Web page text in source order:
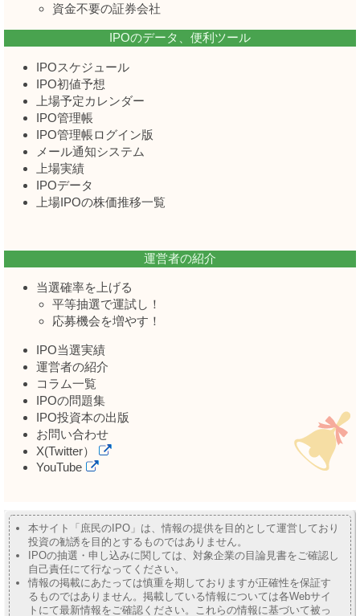
資金不要の証券会社
IPOのデータ、便利ツール
IPOスケジュール
IPO初値予想
上場予定カレンダー
IPO管理帳
IPO管理帳ログイン版
メール通知システム
上場実績
IPOデータ
上場IPOの株価推移一覧
運営者の紹介
当選確率を上げる
平等抽選で運試し！
応募機会を増やす！
IPO当選実績
運営者の紹介
コラム一覧
IPOの問題集
IPO投資本の出版
お問い合わせ
X(Twitter）
YouTube
本サイト「庶民のIPO」は、情報の提供を目的として運営しており
投資の勧誘を目的とするものではありません。
IPOの抽選・申し込みに関しては、対象企業の目論見書をご確認し
自己責任にて行なってください。
情報の掲載にあたっては慎重を期しておりますが正確性を保証す
るものではありません。掲載している情報については各Webサイ
トにて最新情報をご確認ください。これらの情報に基づいて被っ